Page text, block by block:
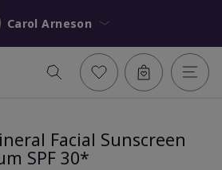
Carol Arneson
Facial Sunscreen
SPF 30*